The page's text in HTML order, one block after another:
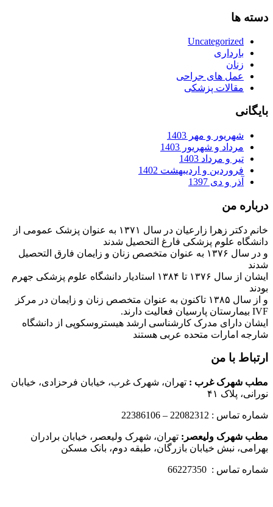
دسته ها
Uncategorized
بارداری
زنان
عمل های جراحی
مقالات پزشکی
بایگانی
شهریور و مهر 1403
مرداد و شهریور 1403
تیر و مرداد 1403
فروردین و اردیبهشت 1402
آذر و دی 1397
درباره من
خانم دکتر زهرا زارعیان در سال ۱۳۷۱ به عنوان پزشک عمومی از
دانشگاه علوم پزشکی فارغ التحصیل شدند
و در سال ۱۳۷۶ به عنوان متخصص زنان و زایمان فارق التحصیل
شدند
ایشان از سال ۱۳۷۶ تا ۱۳۸۴ استادیار دانشگاه علوم پزشکی جهرم
بودند
و از سال ۱۳۸۵ تاکنون به عنوان متخصص زنان و زایمان در مرکز
IVF بیمارستان پارسیان فعالیت دارند.
ایشان دارای مدرک کارشناسی ارشد هیستروسکوپی از دانشگاه
شارجه امارات متحده عربی هستند
ارتباط با من
مطب شهرک غرب : تهران، شهرک غرب، خیابان فرحزادی، خیابان
نورانی، پلاک ۴۱
شماره تماس : 22082312 – 22386106
مطب شهرک ولیعصر: تهران، شهرک ولیعصر، خیابان برادران
بهرامی، نبش خیابان بازرگان، طبقه دوم، بانک مسکن
شماره تماس : 66227350